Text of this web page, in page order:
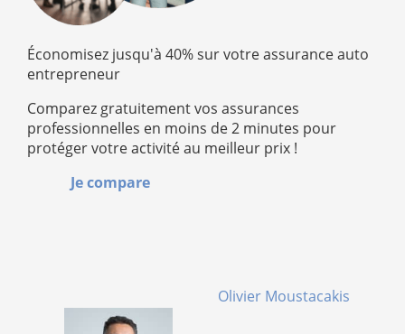
Économisez jusqu'à 40% sur votre assurance auto
entrepreneur
Comparez gratuitement vos assurances
professionnelles en moins de 2 minutes pour
protéger votre activité au meilleur prix !
Je compare
Olivier Moustacakis